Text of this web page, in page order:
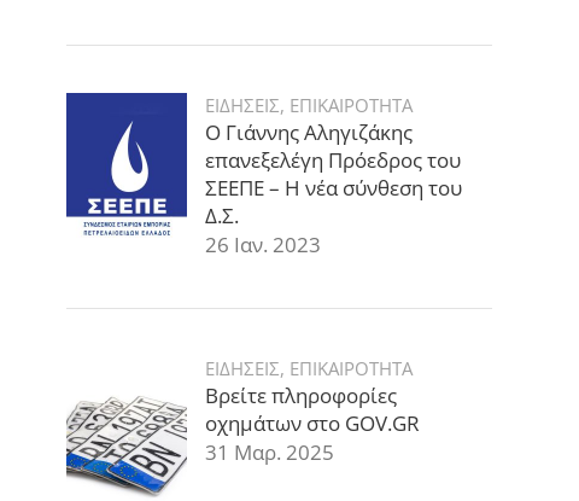
ΕΙΔΗΣΕΙΣ, ΕΠΙΚΑΙΡΟΤΗΤΑ
Ο Γιάννης Αληγιζάκης
επανεξελέγη Πρόεδρος του
ΣΕΕΠΕ – Η νέα σύνθεση του
Δ.Σ.
26 Ιαν. 2023
ΕΙΔΗΣΕΙΣ, ΕΠΙΚΑΙΡΟΤΗΤΑ
Βρείτε πληροφορίες
οχημάτων στο GOV.GR
31 Μαρ. 2025